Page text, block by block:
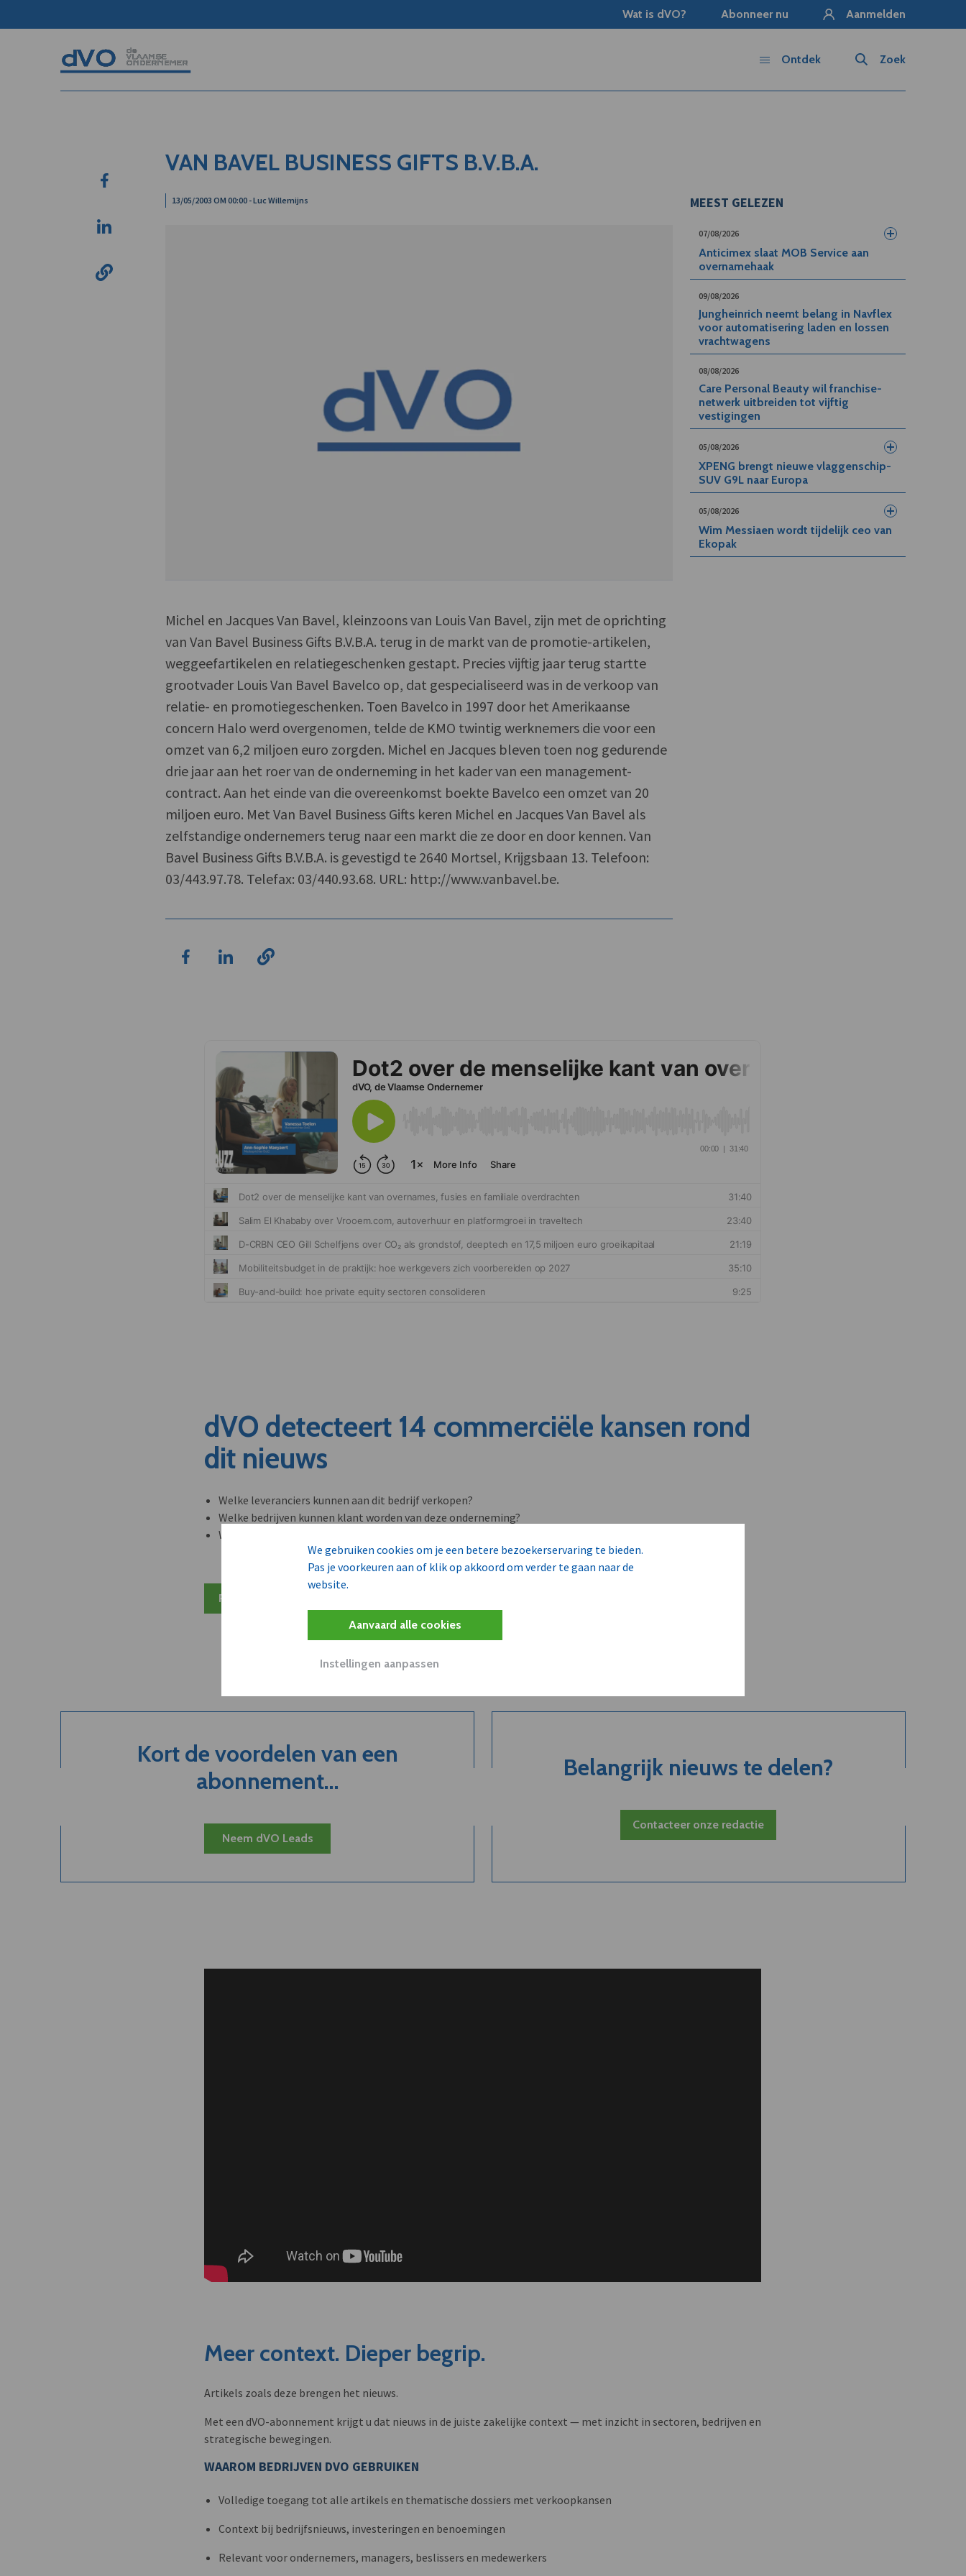
We gebruiken cookies om je een betere bezoekerservaring te bieden.
Pas je voorkeuren aan of klik op akkoord om verder te gaan naar de
website.
Aanvaard alle cookies
Instellingen aanpassen
Wat is dVO? Abonneer nu Aanmelden
Zoek
Ontdek
VAN BAVEL BUSINESS GIFTS B.V.B.A.
13/05/2003 OM 00:00 - Luc Willemijns
Michel en Jacques Van Bavel, kleinzoons van Louis Van Bavel, zijn met de oprichting
van Van Bavel Business Gifts B.V.B.A. terug in de markt van de promotie-artikelen,
weggeefartikelen en relatiegeschenken gestapt. Precies vijftig jaar terug startte
grootvader Louis Van Bavel Bavelco op, dat gespecialiseerd was in de verkoop van
relatie- en promotiegeschenken. Toen Bavelco in 1997 door het Amerikaanse
concern Halo werd overgenomen, telde de KMO twintig werknemers die voor een
omzet van 6,2 miljoen euro zorgden. Michel en Jacques bleven toen nog gedurende
drie jaar aan het roer van de onderneming in het kader van een management-
contract. Aan het einde van die overeenkomst boekte Bavelco een omzet van 20
miljoen euro. Met Van Bavel Business Gifts keren Michel en Jacques Van Bavel als
zelfstandige ondernemers terug naar een markt die ze door en door kennen. Van
Bavel Business Gifts B.V.B.A. is gevestigd te 2640 Mortsel, Krijgsbaan 13. Telefoon:
03/443.97.78. Telefax: 03/440.93.68. URL: http://www.vanbavel.be.
MEEST GELEZEN
07/08/2026
Anticimex slaat MOB Service aan
overnamehaak
09/08/2026
Jungheinrich neemt belang in Navflex
voor automatisering laden en lossen
vrachtwagens
08/08/2026
Care Personal Beauty wil franchise-
netwerk uitbreiden tot vijftig
vestigingen
05/08/2026
XPENG brengt nieuwe vlaggenschip-
SUV G9L naar Europa
05/08/2026
Wim Messiaen wordt tijdelijk ceo van
Ekopak
dVO detecteert 14 commerciële kansen rond
dit nieuws
Welke leveranciers kunnen aan dit bedrijf verkopen?
Welke bedrijven kunnen klant worden van deze onderneming?
Welke partners en adviseurs worden mogelijk relevant?
Plan 20 min inzicht
Kort de voordelen van een
abonnement...
Neem dVO Leads
Belangrijk nieuws te delen?
Contacteer onze redactie
Meer context. Dieper begrip.
Artikels zoals deze brengen het nieuws.
Met een dVO-abonnement krijgt u dat nieuws in de juiste zakelijke context — met inzicht in sectoren, bedrijven en
strategische bewegingen.
WAAROM BEDRIJVEN DVO GEBRUIKEN
Volledige toegang tot alle artikels en thematische dossiers met verkoopkansen
Context bij bedrijfsnieuws, investeringen en benoemingen
Relevant voor ondernemers, managers, beslissers en medewerkers